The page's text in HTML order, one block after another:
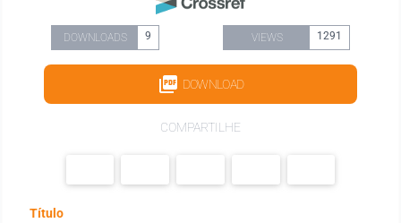
DOWNLOADS 9 VIEWS 1291
DOWNLOAD
COMPARTILHE
Título